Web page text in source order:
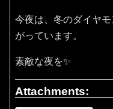
今夜は、冬のダイヤ
がっています。
素敵な夜を✨
Attachments: